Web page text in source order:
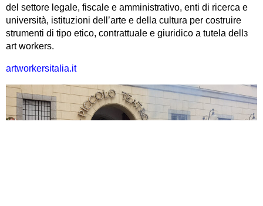
del settore legale, fiscale e amministrativo, enti di ricerca e
università, istituzioni dell’arte e della cultura per costruire
strumenti di tipo etico, contrattuale e giuridico a tutela dellз
art workers.
artworkersitalia.it